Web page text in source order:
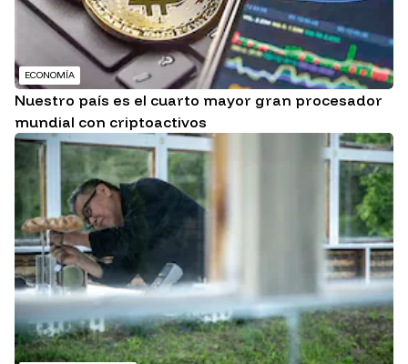
ECONOMÍA
Nuestro país es el cuarto mayor gran procesador
mundial con criptoactivos